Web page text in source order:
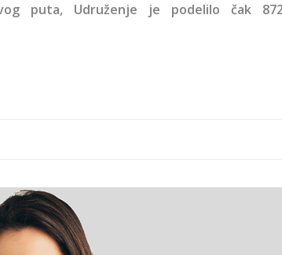
puta, Udruženje je podelilo čak